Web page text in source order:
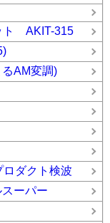
ト AKIT-315
AM変調)
ダクト検波
ーパー